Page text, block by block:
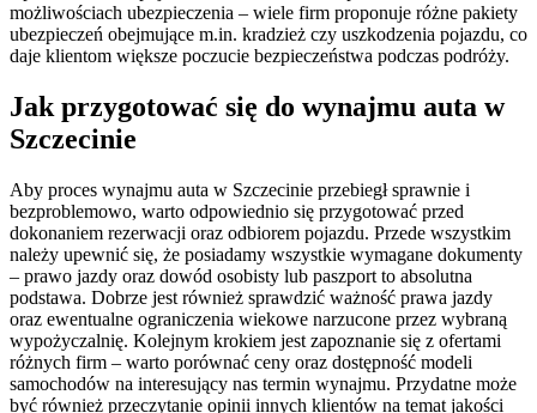
możliwościach ubezpieczenia – wiele firm proponuje różne pakiety
ubezpieczeń obejmujące m.in. kradzież czy uszkodzenia pojazdu, co
daje klientom większe poczucie bezpieczeństwa podczas podróży.
Jak przygotować się do wynajmu auta w
Szczecinie
Aby proces wynajmu auta w Szczecinie przebiegł sprawnie i
bezproblemowo, warto odpowiednio się przygotować przed
dokonaniem rezerwacji oraz odbiorem pojazdu. Przede wszystkim
należy upewnić się, że posiadamy wszystkie wymagane dokumenty
– prawo jazdy oraz dowód osobisty lub paszport to absolutna
podstawa. Dobrze jest również sprawdzić ważność prawa jazdy
oraz ewentualne ograniczenia wiekowe narzucone przez wybraną
wypożyczalnię. Kolejnym krokiem jest zapoznanie się z ofertami
różnych firm – warto porównać ceny oraz dostępność modeli
samochodów na interesujący nas termin wynajmu. Przydatne może
być również przeczytanie opinii innych klientów na temat jakości